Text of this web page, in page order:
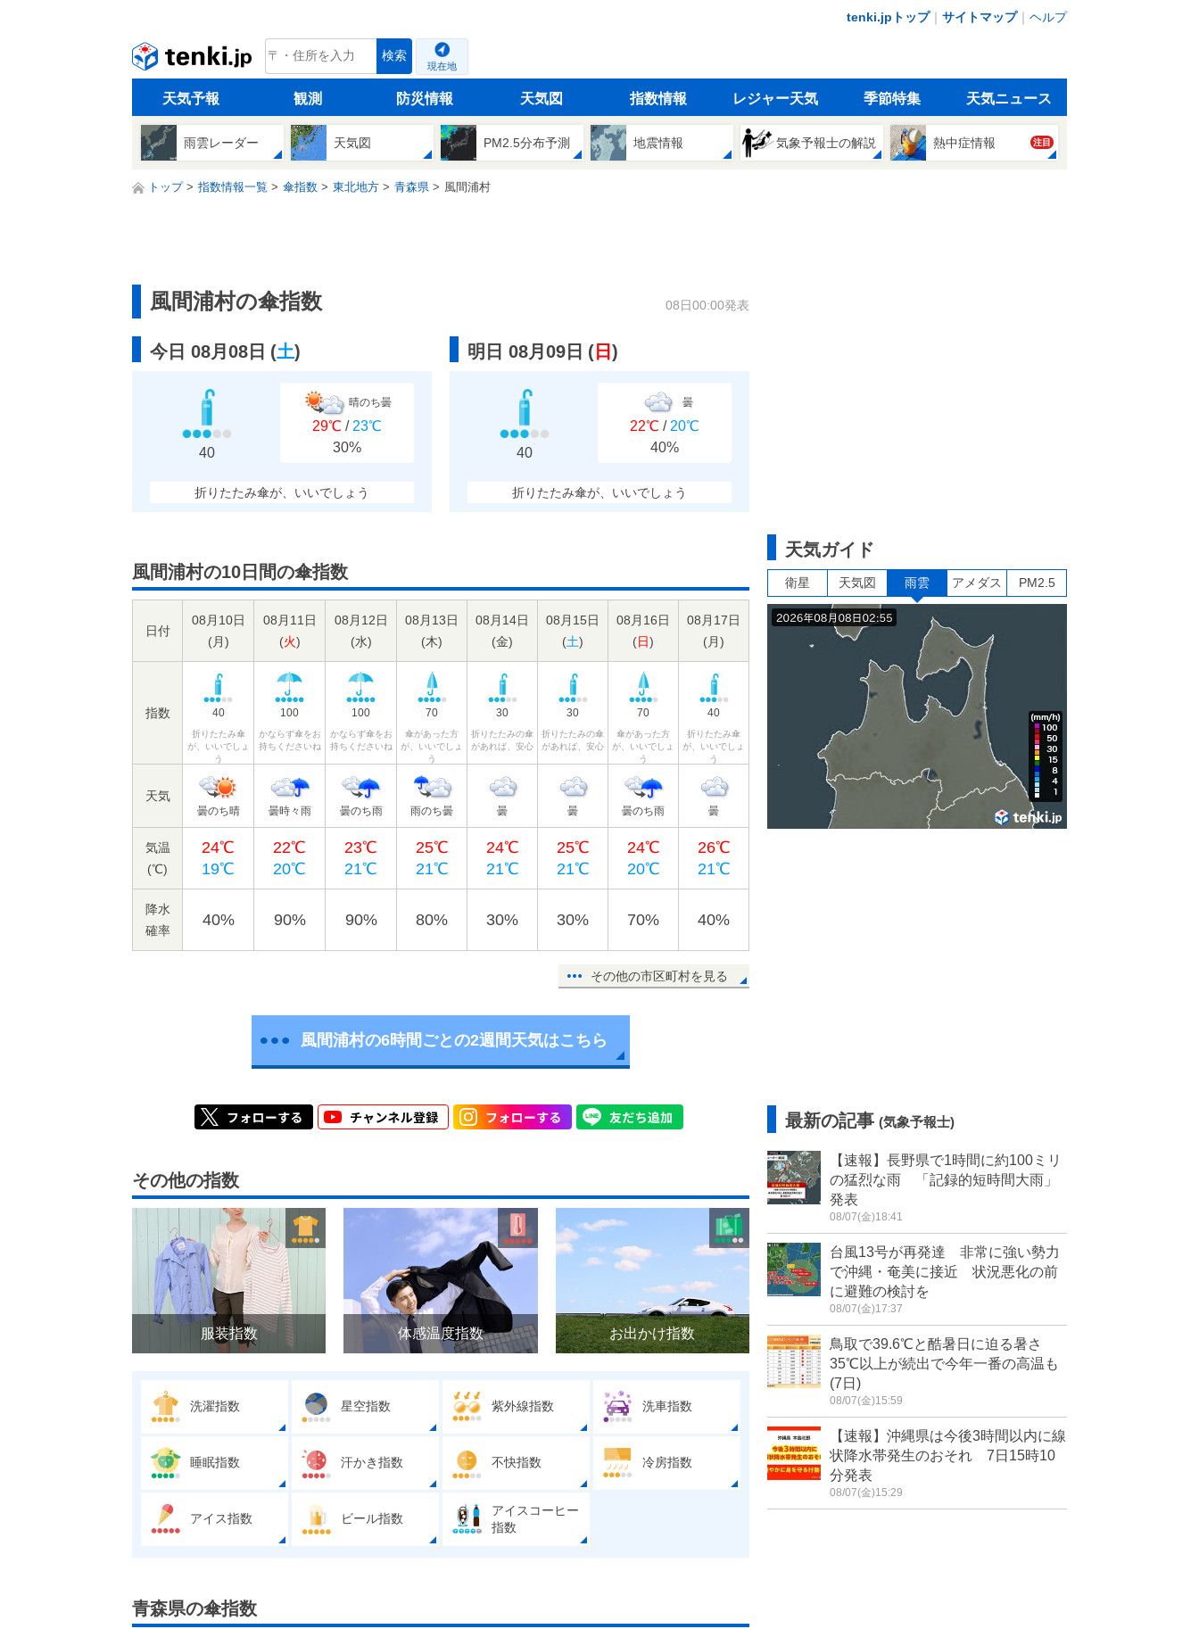
tenki.jpトップ｜ サイトマップ｜ ヘルプ
tenki.jp 検索
現在地
天気予報 観測 防災情報 天気図 指数情報 レジャー天気 季節特集 天気ニュース
雨雲レーダー 天気図 PM2.5分布予測 地震情報 気象予報士の解説 熱中症情報 注目
トップ 指数情報一覧 傘指数 東北地方 青森県 風間浦村
風間浦村の傘指数 08日00:00発表
今日 08月08日 (土)
40
晴のち曇
29℃ / 23℃
30%
折りたたみ傘が、いいでしょう
明日 08月09日 ( 日 )
40
曇
22℃ / 20℃
40%
折りたたみ傘が、いいでしょう
風間浦村の10日間の傘指数
日付
08月10日
(月)
08月11日
(火)
08月12日
(水)
08月13日
(木)
08月14日
(金)
08月15日
(土)
08月16日
(日)
08月17日
(月)
指数 40
折りたたみ傘
が、いいでしょ
う
100
かならず傘をお
持ちくださいね
100
かならず傘をお
持ちくださいね
70
傘があった方
が、いいでしょ
う
30
折りたたみの傘
があれば、安心
30
折りたたみの傘
があれば、安心
70
傘があった方
が、いいでしょ
う
40
折りたたみ傘
が、いいでしょ
う
天気
曇のち晴 曇時々雨 曇のち雨 雨のち曇 曇 曇 曇のち雨 曇
気温
(℃)
24℃
19℃
22℃
20℃
23℃
21℃
25℃
21℃
24℃
21℃
25℃
21℃
24℃
20℃
26℃
21℃
降水
確率
40% 90% 90% 80% 30% 30% 70% 40%
その他の市区町村を見る
風間浦村の6時間ごとの2週間天気はこちら
その他の指数
服装指数 体感温度指数 お出かけ指数
洗濯指数 星空指数 紫外線指数 洗車指数
睡眠指数 汗かき指数 不快指数 冷房指数
アイス指数 ビール指数
アイスコーヒー
指数
青森県の傘指数
天気ガイド
衛星 天気図 雨雲 アメダス PM2.5
最新の記事 (気象予報士)
【速報】長野県で1時間に約100ミリ
の猛烈な雨 「記録的短時間大雨」
発表
08/07(金)18:41
台風13号が再発達 非常に強い勢力
で沖縄・奄美に接近 状況悪化の前
に避難の検討を
08/07(金)17:37
鳥取で39.6℃と酷暑日に迫る暑さ
35℃以上が続出で今年一番の高温も
(7日)
08/07(金)15:59
【速報】沖縄県は今後3時間以内に線
状降水帯発生のおそれ 7日15時10
分発表
08/07(金)15:29